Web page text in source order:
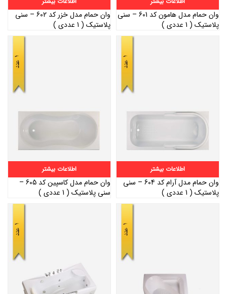
وان حمام مدل هامون کد 601 – سنی
پلاستیک ( 1 عددی )
وان حمام مدل خزر کد 602 – سنی
پلاستیک ( 1 عددی )
اطلاعات بیشتر
وان حمام مدل آرام کد 604 – سنی
پلاستیک ( 1 عددی )
اطلاعات بیشتر
وان حمام مدل کاسپین کد 605 –
سنی پلاستیک ( 1 عددی )